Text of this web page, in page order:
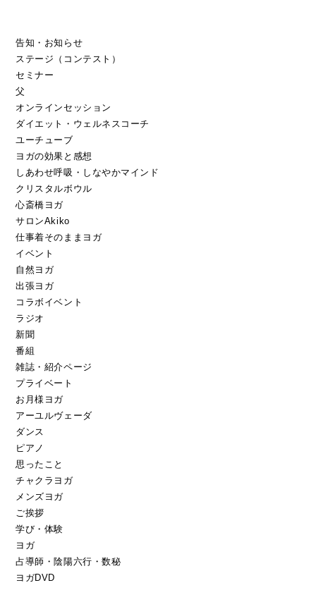
告知・お知らせ
ステージ（コンテスト）
セミナー
父
オンラインセッション
ダイエット・ウェルネスコーチ
ユーチューブ
ヨガの効果と感想
しあわせ呼吸・しなやかマインド
クリスタルボウル
心斎橋ヨガ
サロンAkiko
仕事着そのままヨガ
イベント
自然ヨガ
出張ヨガ
コラボイベント
ラジオ
新聞
番組
雑誌・紹介ページ
プライベート
お月様ヨガ
アーユルヴェーダ
ダンス
ピアノ
思ったこと
チャクラヨガ
メンズヨガ
ご挨拶
学び・体験
ヨガ
占導師・陰陽六行・数秘
ヨガDVD